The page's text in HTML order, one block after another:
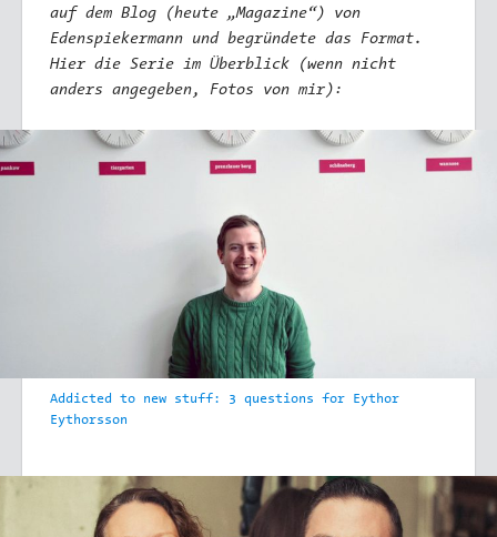
auf dem Blog (heute „Magazine“) von
Edenspiekermann und begründete das Format.
Hier die Serie im Überblick (wenn nicht
anders angegeben, Fotos von mir):
Addicted to new stuff: 3 questions for Eythor
Eythorsson